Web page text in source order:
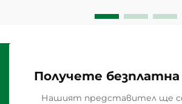
Получете
Нашият представител ще